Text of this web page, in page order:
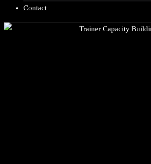
Contact